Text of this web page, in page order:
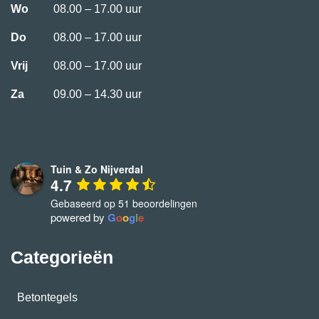
Wo 08.00 – 17.00 uur
Do 08.00 – 17.00 uur
Vrij 08.00 – 17.00 uur
Za 09.00 – 14.30 uur
Tuin & Zo Nijverdal
4.7
Gebaseerd op 51 beoordelingen
powered by Google
Categorieën
Betontegels